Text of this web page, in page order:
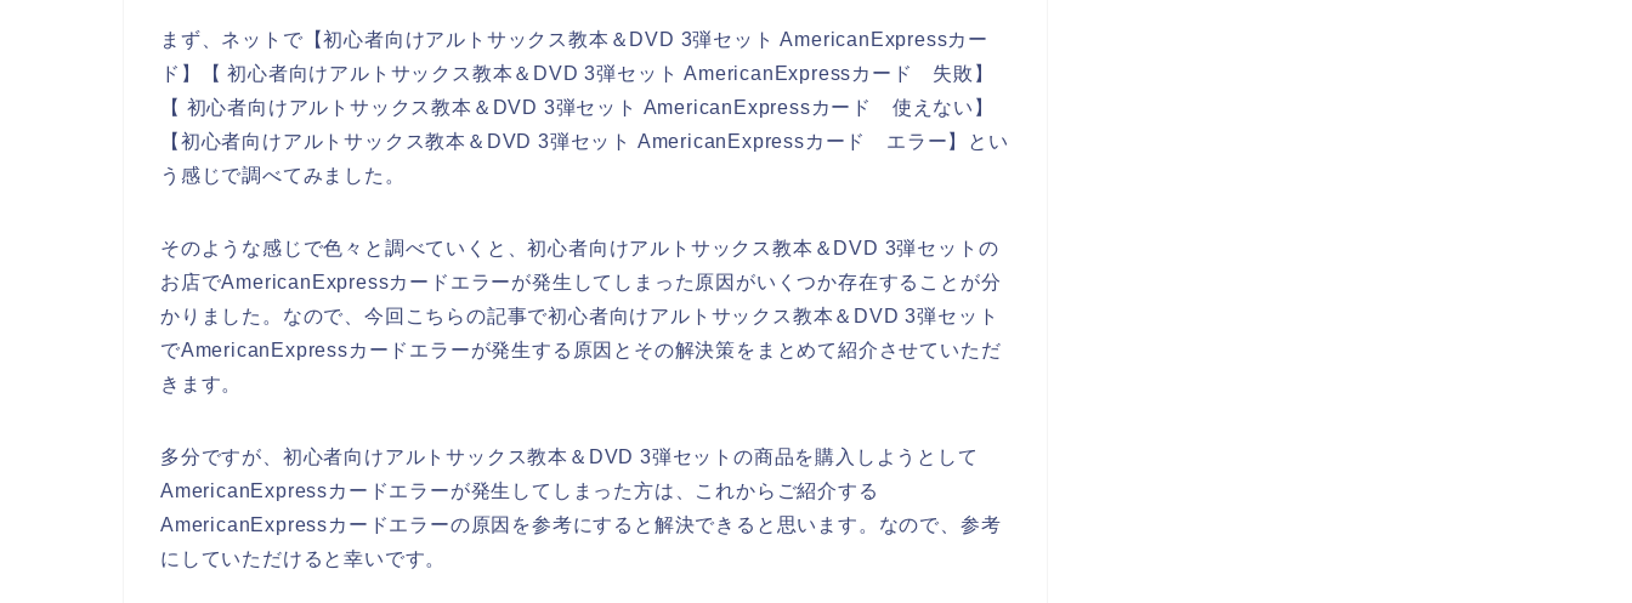
まず、ネットで【初心者向けアルトサックス教本＆DVD 3弾セット AmericanExpressカー
ド】【 初心者向けアルトサックス教本＆DVD 3弾セット AmericanExpressカード 失敗】
【 初心者向けアルトサックス教本＆DVD 3弾セット AmericanExpressカード 使えない】
【初心者向けアルトサックス教本＆DVD 3弾セット AmericanExpressカード エラー】とい
う感じで調べてみました。
そのような感じで色々と調べていくと、初心者向けアルトサックス教本＆DVD 3弾セットの
お店でAmericanExpressカードエラーが発生してしまった原因がいくつか存在することが分
かりました。なので、今回こちらの記事で初心者向けアルトサックス教本＆DVD 3弾セット
でAmericanExpressカードエラーが発生する原因とその解決策をまとめて紹介させていただ
きます。
多分ですが、初心者向けアルトサックス教本＆DVD 3弾セットの商品を購入しようとして
AmericanExpressカードエラーが発生してしまった方は、これからご紹介する
AmericanExpressカードエラーの原因を参考にすると解決できると思います。なので、参考
にしていただけると幸いです。